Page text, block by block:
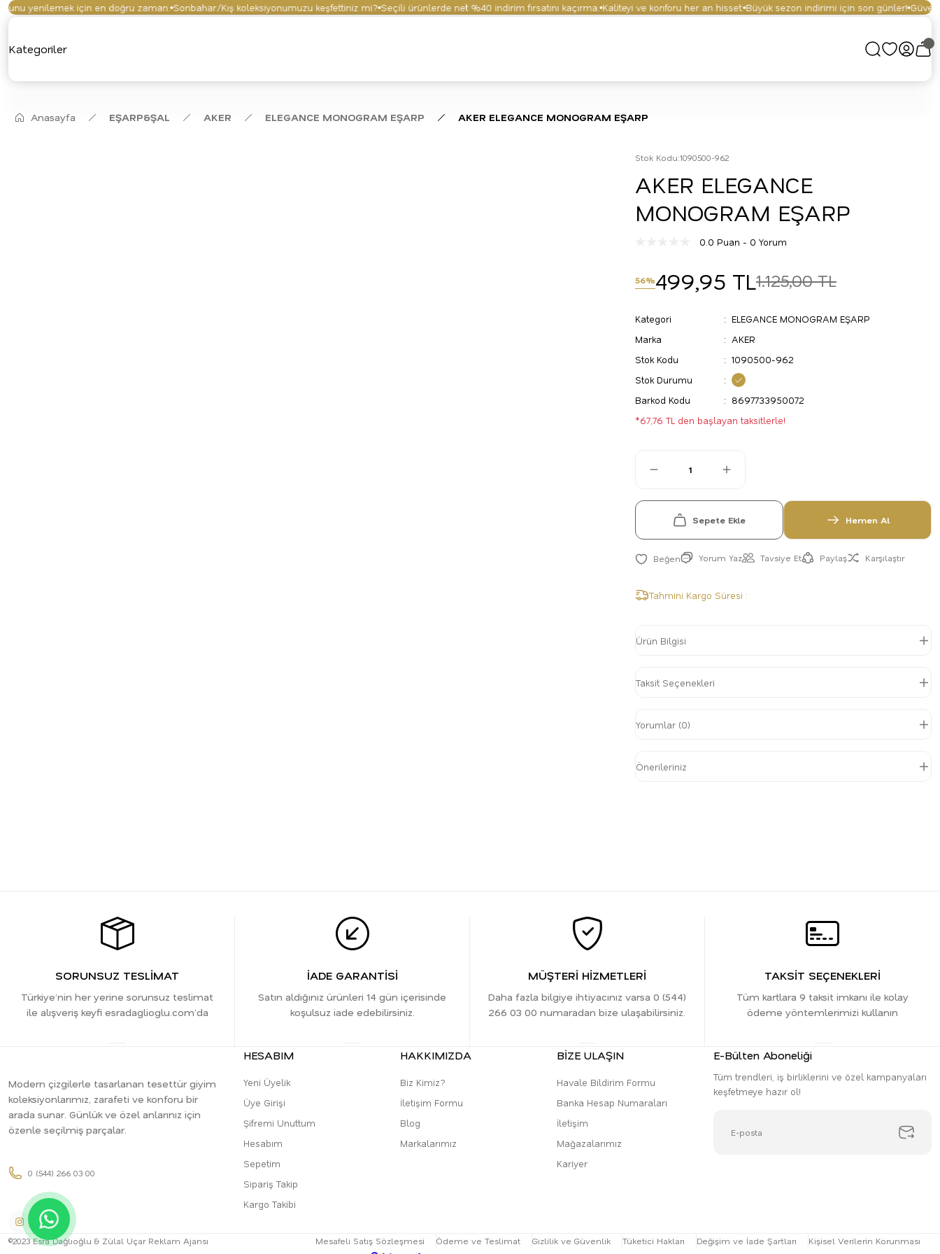
yenilemek için en doğru zaman. Sonbahar/Kış koleksiyonumuzu keşfettiniz mi? Seçili ürünlerde net %40 indirim fırsatını kaçırma. Kaliteyi ve konforu her an hisset. Büyük sezon indirimi için son günler! Güvenli
Kategoriler
Anasayfa EŞARP&ŞAL AKER ELEGANCE MONOGRAM EŞARP AKER ELEGANCE MONOGRAM EŞARP
Stok Kodu:1090500-962
AKER ELEGANCE
MONOGRAM EŞARP
0.0 Puan - 0 Yorum
56%499,95 TL1.125,00 TL
Kategori
ELEGANCE MONOGRAM EŞARP
Marka
AKER
Stok Kodu
1090500-962
Stok Durumu
Barkod Kodu
8697733950072
*67,76 TL den başlayan taksitlerle!
Sepete Ekle Hemen Al
Yorum Yaz Tavsiye Et Paylaş Karşılaştır
Tahmini Kargo Süresi :
Ürün Bilgisi
Taksit Seçenekleri
Yorumlar (0)
Önerileriniz
SORUNSUZ TESLİMAT
Türkiye’nin her yerine sorunsuz teslimat
ile alışveriş keyfi esradaglioglu.com’da
İADE GARANTİSİ
Satın aldığınız ürünleri 14 gün içerisinde
koşulsuz iade edebilirsiniz.
MÜŞTERİ HİZMETLERİ
Daha fazla bilgiye ihtiyacınız varsa 0 (544)
266 03 00 numaradan bize ulaşabilirsiniz.
TAKSİT SEÇENEKLERİ
Tüm kartlara 9 taksit imkanı ile kolay
ödeme yöntemlerimizi kullanın
Modern çizgilerle tasarlanan tesettür giyim
koleksiyonlarımız, zarafeti ve konforu bir
arada sunar. Günlük ve özel anlarınız için
özenle seçilmiş parçalar.
0 (544) 266 03 00
HESABIM
Yeni Üyelik
Üye Girişi
Şifremi Unuttum
Hesabım
Sepetim
Sipariş Takip
Kargo Takibi
HAKKIMIZDA
Biz Kimiz?
İletişim Formu
Blog
Markalarımız
BİZE ULAŞIN
Havale Bildirim Formu
Banka Hesap Numaraları
İletişim
Mağazalarımız
Kariyer
E-Bülten Aboneliği
Tüm trendleri, iş birliklerini ve özel kampanyaları
keşfetmeye hazır ol!
©2023 Esra Dağlıoğlu & Zülal Uçar Reklam Ajansı Mesafeli Satış Sözleşmesi Ödeme ve Teslimat Gizlilik ve Güvenlik Tüketici Hakları Değişim ve İade Şartları Kişisel Verilerin Korunması